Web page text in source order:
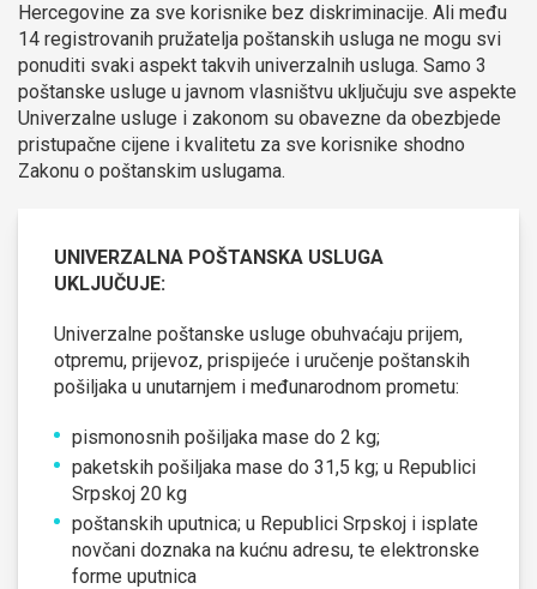
Hercegovine za sve korisnike bez diskriminacije. Ali među
14 registrovanih pružatelja poštanskih usluga ne mogu svi
ponuditi svaki aspekt takvih univerzalnih usluga. Samo 3
poštanske usluge u javnom vlasništvu uključuju sve aspekte
Univerzalne usluge i zakonom su obavezne da obezbjede
pristupačne cijene i kvalitetu za sve korisnike shodno
Zakonu o poštanskim uslugama.
UNIVERZALNA POŠTANSKA USLUGA
UKLJUČUJE:
Univerzalne poštanske usluge obuhvaćaju prijem,
otpremu, prijevoz, prispijeće i uručenje poštanskih
pošiljaka u unutarnjem i međunarodnom prometu:
pismonosnih pošiljaka mase do 2 kg;
paketskih pošiljaka mase do 31,5 kg; u Republici
Srpskoj 20 kg
poštanskih uputnica; u Republici Srpskoj i isplate
novčani doznaka na kućnu adresu, te elektronske
forme uputnica